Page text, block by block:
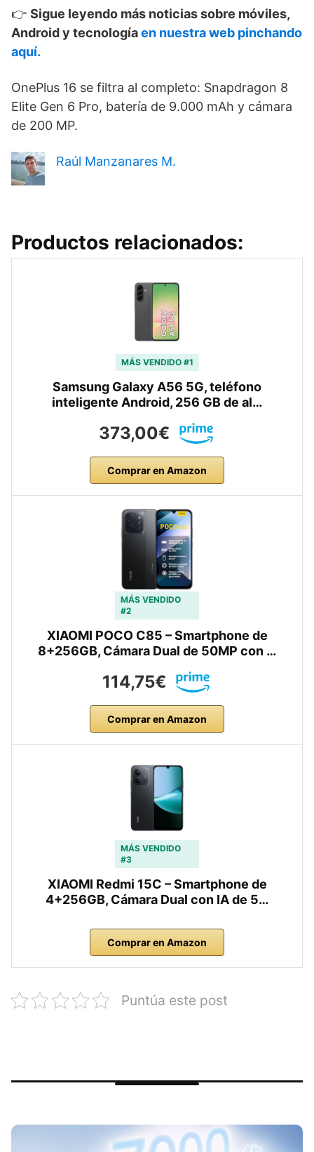
👉 Sigue leyendo más noticias sobre móviles,
Android y tecnologíaen nuestra web pinchando
aquí.
OnePlus 16 se filtra al completo: Snapdragon 8
Elite Gen 6 Pro, batería de 9.000 mAh y cámara
de 200 MP.
Raúl Manzanares M.
Productos relacionados:
MÁS VENDIDO #1
Samsung Galaxy A56 5G, teléfono
inteligente Android, 256 GB de al…
373,00€
Comprar en Amazon
MÁS VENDIDO
#2
XIAOMI POCO C85 – Smartphone de
8+256GB, Cámara Dual de 50MP con …
114,75€
Comprar en Amazon
MÁS VENDIDO
#3
XIAOMI Redmi 15C – Smartphone de
4+256GB, Cámara Dual con IA de 5…
Comprar en Amazon
Puntúa este post